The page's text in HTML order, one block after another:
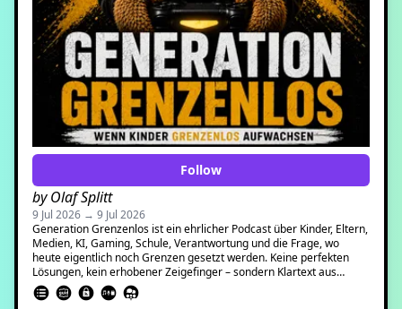
Follow
by Olaf Splitt
9 Jul 2026 → 9 Jul 2026
Generation Grenzenlos ist ein ehrlicher Podcast über Kinder, Eltern,
Medien, KI, Gaming, Schule, Verantwortung und die Frage, wo
heute eigentlich noch Grenzen gesetzt werden. Keine perfekten
Lösungen, kein erhobener Zeigefinger – sondern Klartext aus
Elternsicht, mit Humor, Zweifeln und dem ganz normalen
Familienwahnsinn.